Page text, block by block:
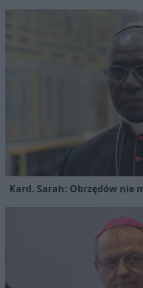
Kard. Sarah: Obrzędów nie